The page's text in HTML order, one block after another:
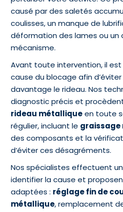
causé par des saletés
coulisses, un manque de
déformation des lames ou
mécanisme.
Avant toute intervention, il est
cause du blocage afin
davantage le rideau. Nos
diagnostic précis et
rideau métalliqueen toute
régulier, incluant le
des composants et la
d’éviter ces désagréments.
Nos spécialistes effectuent
identifier la cause et
adaptées : réglage fin de
métallique, remplacement